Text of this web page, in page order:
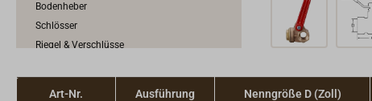
Bodenheber
Schlösser
Riegel & Verschlüsse
Art-Nr. Ausführung Nenngröße D (Zoll)